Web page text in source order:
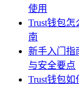
使用
Trust钱包
南
新手入门指
与安全要点
Trust钱包